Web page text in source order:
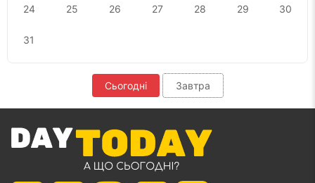
24 25 26 27 28 29 30
31
Сьогодні Завтра